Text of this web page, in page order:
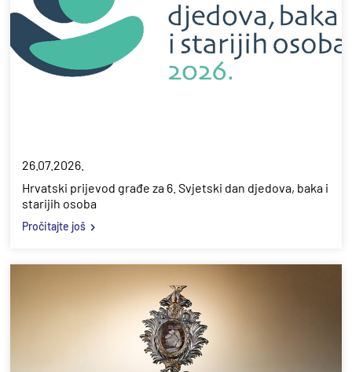
26.07.2026.
Hrvatski prijevod građe za 6. Svjetski dan djedova, baka i
starijih osoba
Pročitajte još